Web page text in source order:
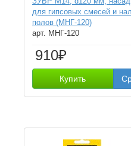
для гипсовых смесей и
полов (МНГ-120)
арт. МНГ-120
910₽
Купить